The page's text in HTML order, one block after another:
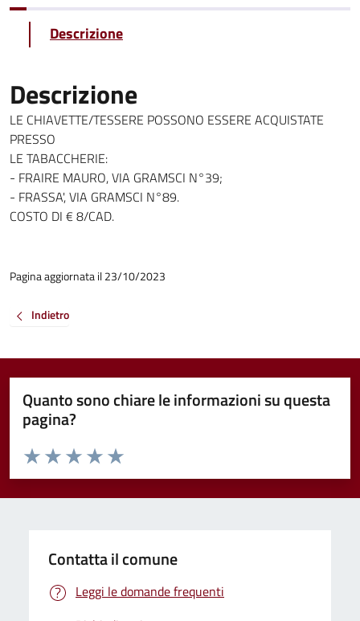
Descrizione
Descrizione
LE CHIAVETTE/TESSERE POSSONO ESSERE ACQUISTATE
PRESSO
LE TABACCHERIE:
- FRAIRE MAURO, VIA GRAMSCI N°39;
- FRASSA', VIA GRAMSCI N°89.
COSTO DI € 8/CAD.
Pagina aggiornata il 23/10/2023
Indietro
Quanto sono chiare le informazioni su questa
pagina?
Valuta da 1 a 5 stelle la pagina
Valuta 5 stelle su 5
Valuta 4 stelle su 5
Valuta 3 stelle su 5
Valuta 2 stelle su 5
Valuta 1 stelle su 5
Contatta il comune
Leggi le domande frequenti